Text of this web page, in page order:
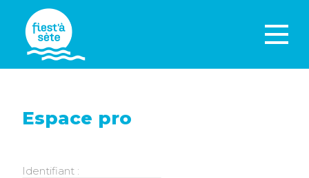
Espace pro
Identifiant :